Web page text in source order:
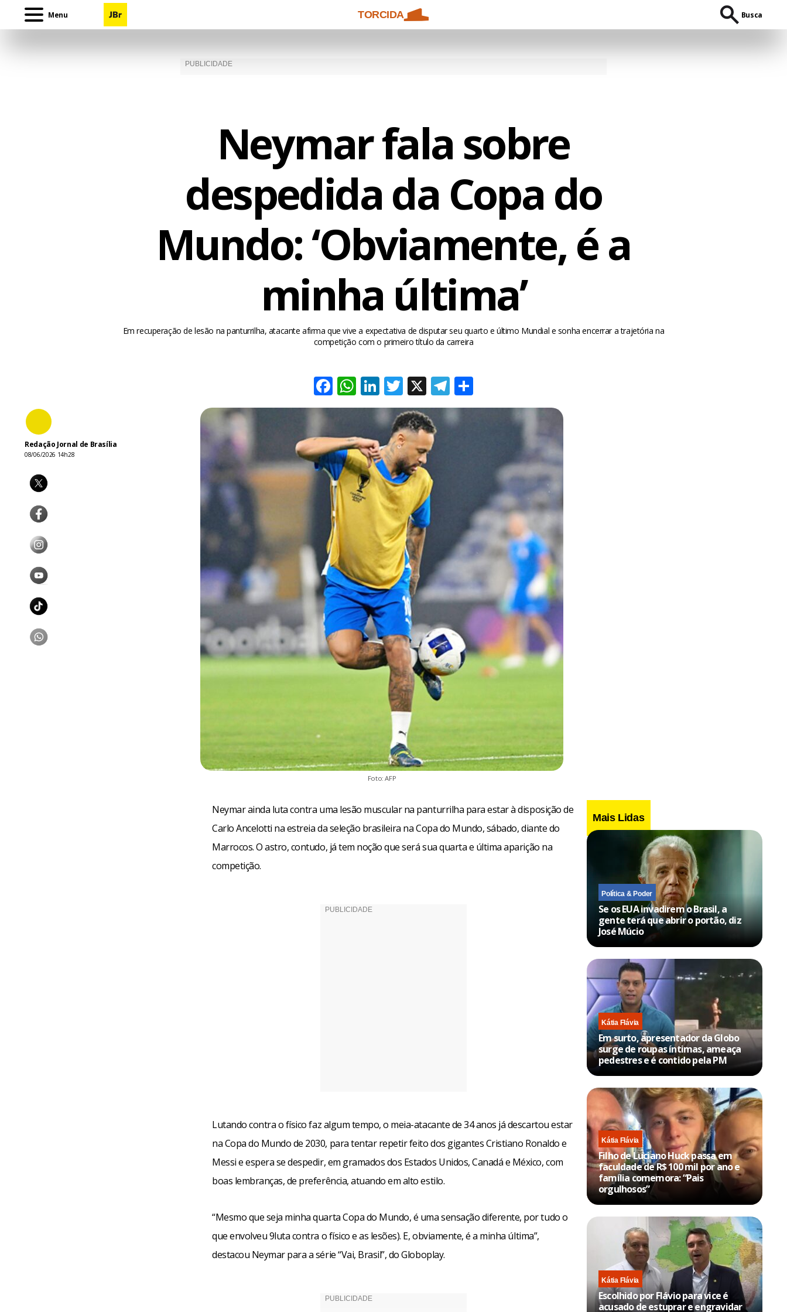
Menu TORCIDA Busca
Neymar fala sobre
despedida da Copa do
Mundo: ‘Obviamente, é a
minha última’
Em recuperação de lesão na panturrilha, atacante afirma que vive a expectativa de disputar seu quarto e último Mundial e sonha encerrar a trajetória na
competição com o primeiro título da carreira
Facebook
WhatsApp
LinkedIn
Twitter
X Telegram
Redação Jornal de Brasília
08/06/2026 14h28
Foto: AFP
Neymar ainda luta contra uma lesão muscular na panturrilha para estar à disposição de
Carlo Ancelotti na estreia da seleção brasileira na Copa do Mundo, sábado, diante do
Marrocos. O astro, contudo, já tem noção que será sua quarta e última aparição na
competição.
Lutando contra o físico faz algum tempo, o meia-atacante de 34 anos já descartou estar
na Copa do Mundo de 2030, para tentar repetir feito dos gigantes Cristiano Ronaldo e
Messi e espera se despedir, em gramados dos Estados Unidos, Canadá e México, com
boas lembranças, de preferência, atuando em alto estilo.
“Mesmo que seja minha quarta Copa do Mundo, é uma sensação diferente, por tudo o
que envolveu 9luta contra o físico e as lesões). E, obviamente, é a minha última”,
destacou Neymar para a série “Vai, Brasil”, do Globoplay.
Mais Lidas
Política & Poder
Se os EUA invadirem o Brasil, a
gente terá que abrir o portão, diz
José Múcio
Kátia Flávia
Em surto, apresentador da Globo
surge de roupas íntimas, ameaça
pedestres e é contido pela PM
Kátia Flávia
Filho de Luciano Huck passa em
faculdade de R$ 100 mil por ano e
família comemora: “Pais
orgulhosos”
Kátia Flávia
Escolhido por Flávio para vice é
acusado de estuprar e engravidar